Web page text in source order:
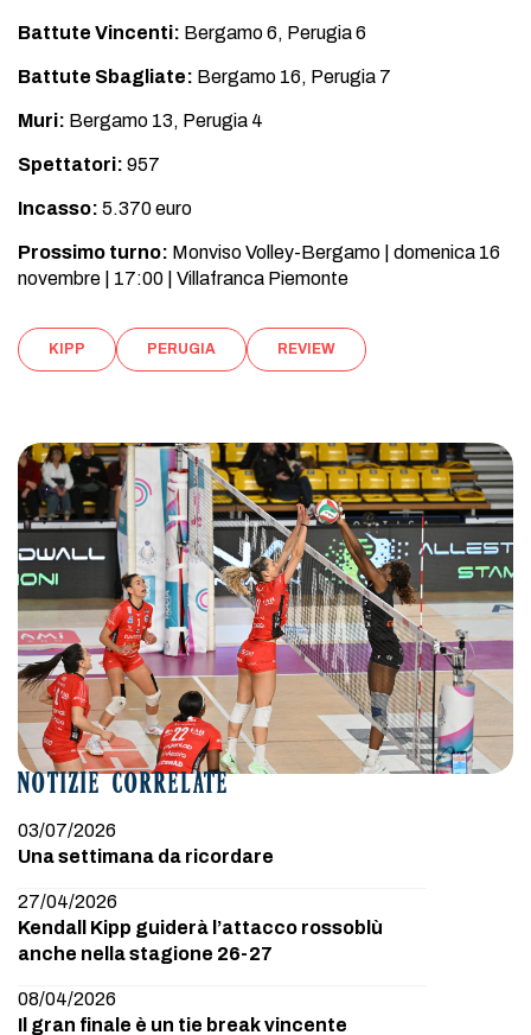
NOTIZIE CORRELATE
03/07/2026
Una settimana da ricordare
27/04/2026
Kendall Kipp guiderà l’attacco rossoblù
anche nella stagione 26-27
08/04/2026
Il gran finale è un tie break vincente
Battute Vincenti: Bergamo 6, Perugia 6
Battute Sbagliate: Bergamo 16, Perugia 7
Muri: Bergamo 13, Perugia 4
Spettatori: 957
Incasso: 5.370 euro
Prossimo turno: Monviso Volley-Bergamo | domenica 16
novembre | 17:00 | Villafranca Piemonte
KIPP PERUGIA REVIEW